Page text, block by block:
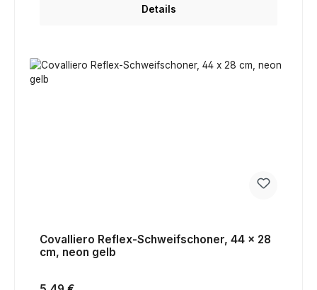
Details
Covalliero Reflex-Schweifschoner, 44 x 28
cm, neon gelb